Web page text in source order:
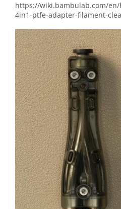
https://wiki.bambulab.com/
4in1-ptfe-adapter-filament-